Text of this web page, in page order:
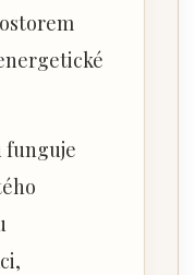
funguje